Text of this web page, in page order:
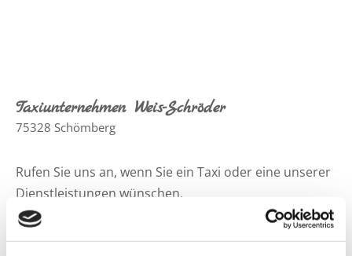
Taxiunternehmen Weis-Schröder
75328 Schömberg
Rufen Sie uns an, wenn Sie ein Taxi oder eine unserer
Dienstleistungen wünschen.
07084 9799989